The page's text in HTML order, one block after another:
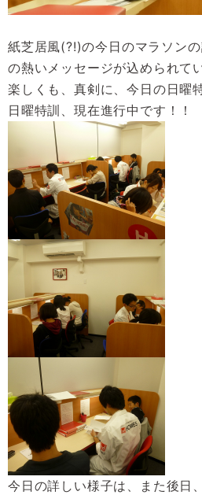
紙芝居風(?!)の今日のマラソン
の熱いメッセージが込められて
楽しくも、真剣に、今日の日曜
日曜特訓、現在進行中です！！
今日の詳しい様子は、また後日